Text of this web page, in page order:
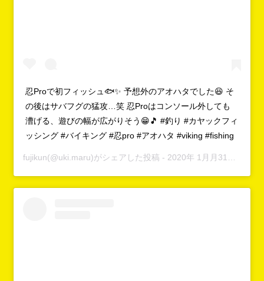
忍Proで初フィッシュ🐟✨ 予想外のアオハタでした😆 そ
の後はサバフグの猛攻…笑 忍Proはコンソール外しても
漕げる、遊びの幅が広がりそう😁🎵 #釣り #カヤックフィ
ッシング #バイキング #忍pro #アオハタ #viking #fishing
fujikun(@uki.maru)がシェアした投稿 - 2020年 1月月31日午後7時34分PST